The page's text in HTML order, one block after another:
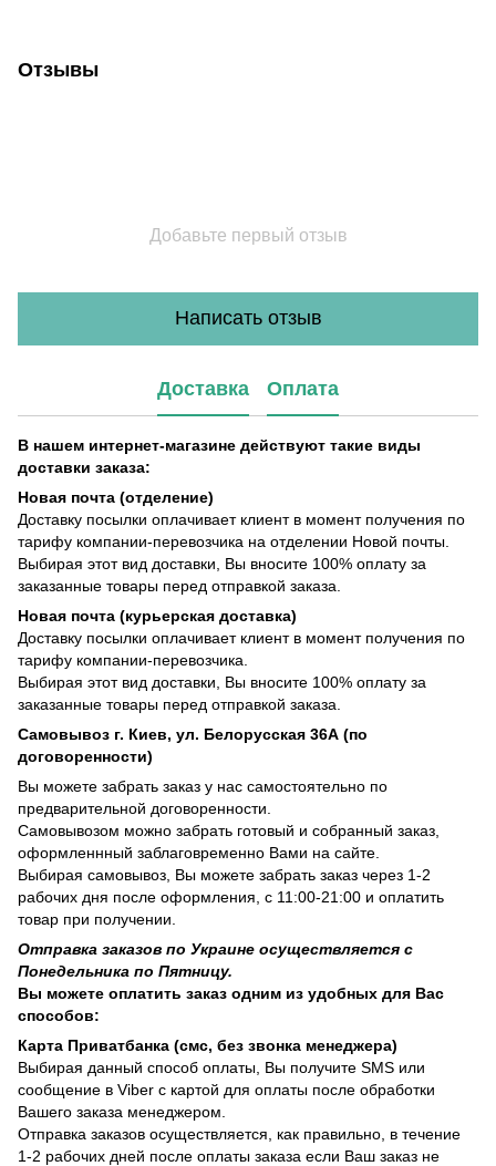
Отзывы
Добавьте первый отзыв
Написать отзыв
Доставка Оплата
В нашем интернет-магазине действуют такие виды
доставки заказа:
Новая почта (отделение)
Доставку посылки оплачивает клиент в момент получения по
тарифу компании-перевозчика на отделении Новой почты.
Выбирая этот вид доставки, Вы вносите 100% оплату за
заказанные товары перед отправкой заказа.
Новая почта (курьерская доставка)
Доставку посылки оплачивает клиент в момент получения по
тарифу компании-перевозчика.
Выбирая этот вид доставки, Вы вносите 100% оплату за
заказанные товары перед отправкой заказа.
Самовывоз г. Киев, ул. Белорусская 36А (по
договоренности)
Вы можете забрать заказ у нас самостоятельно по
предварительной договоренности.
Самовывозом можно забрать готовый и собранный заказ,
оформленнный заблаговременно Вами на сайте.
Выбирая самовывоз, Вы можете забрать заказ через 1-2
рабочих дня после оформления, с 11:00-21:00 и оплатить
товар при получении.
Отправка заказов по Украине осуществляется с
Понедельника по Пятницу.
Вы можете оплатить заказ одним из удобных для Вас
способов:
Карта Приватбанка (смс, без звонка менеджера)
Выбирая данный способ оплаты, Вы получите SMS или
сообщение в Viber с картой для оплаты после обработки
Вашего заказа менеджером.
Отправка заказов осуществляется, как правильно, в течение
1-2 рабочих дней после оплаты заказа если Ваш заказ не